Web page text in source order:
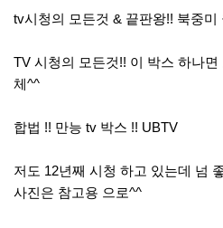
tv시청의 모든것 & 끝판왕!! 북중
TV 시청의 모든것!! 이 박스 하나
체^^
합법 !! 만능 tv 박스 !! UBTV
저도 12년째 시청 하고 있는데 넘
사진은 참고용 으로^^